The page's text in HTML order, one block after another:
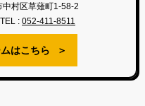
村区草薙町1-58-2
: 052-411-8511
はこちら ＞